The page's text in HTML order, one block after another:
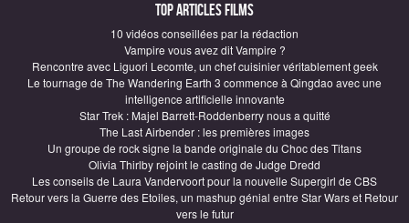
Top articles Films
10 vidéos conseillées par la rédaction
Vampire vous avez dit Vampire ?
Rencontre avec Liguori Lecomte, un chef cuisinier véritablement geek
Le tournage de The Wandering Earth 3 commence à Qingdao avec une
intelligence artificielle innovante
Star Trek : Majel Barrett-Roddenberry nous a quitté
The Last Airbender : les premières images
Un groupe de rock signe la bande originale du Choc des Titans
Olivia Thirlby rejoint le casting de Judge Dredd
Les conseils de Laura Vandervoort pour la nouvelle Supergirl de CBS
Retour vers la Guerre des Etoiles, un mashup génial entre Star Wars et Retour
vers le futur